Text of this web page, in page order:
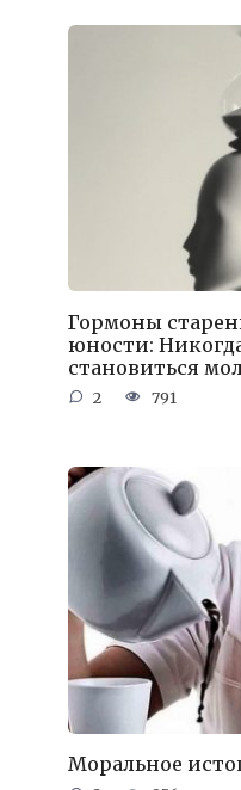
Гормоны
юности:
становиться
2 791
Моральное